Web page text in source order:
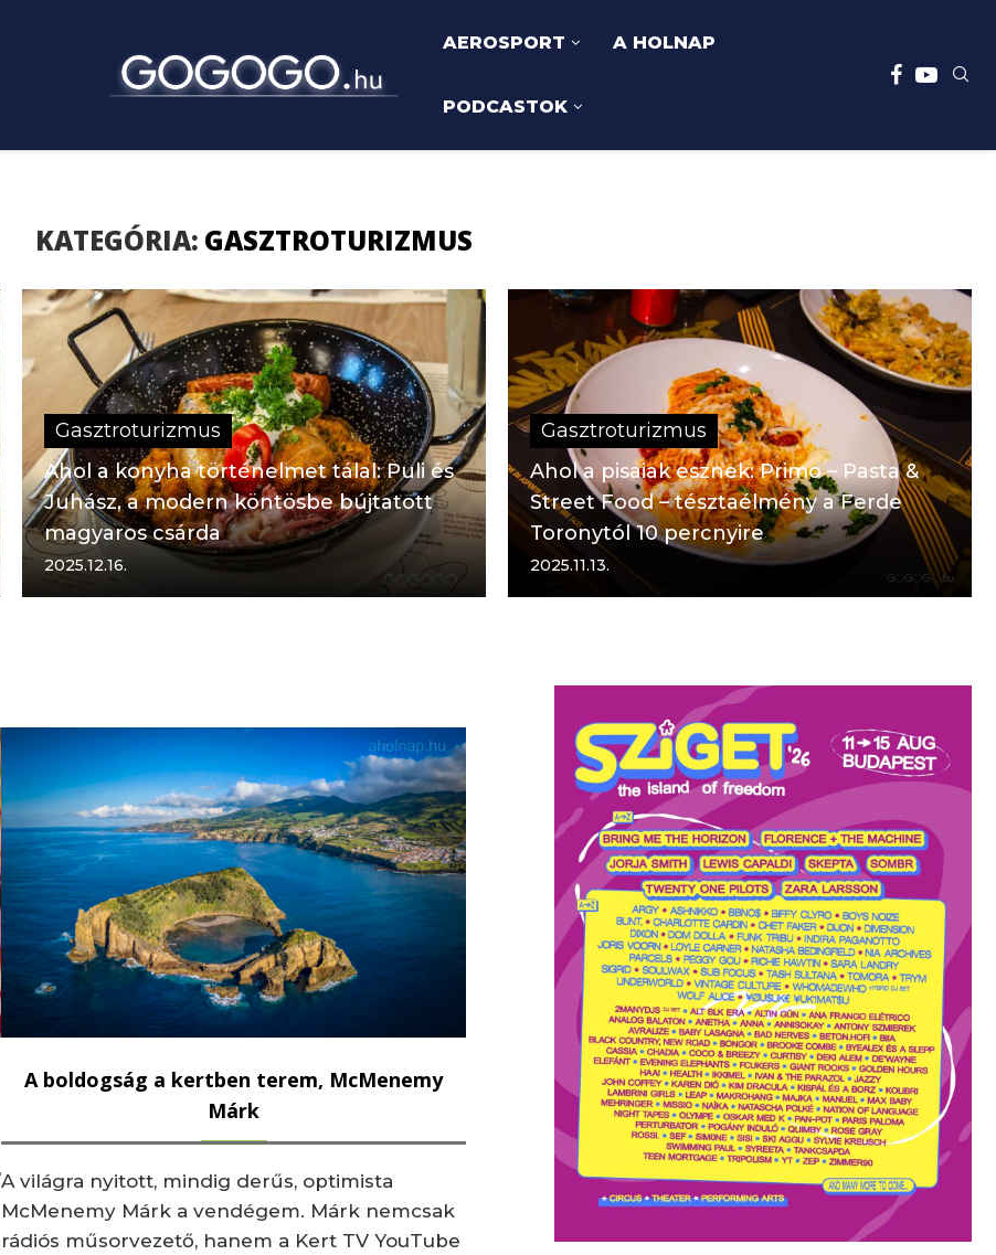
AEROSPORT A HOLNAP
PODCASTOK
KATEGÓRIA: GASZTROTURIZMUS
Gasztroturizmus
Ahol a konyha történelmet tálal: Puli és
Juhász, a modern köntösbe bújtatott
magyaros csárda
2025.12.16.
Gasztroturizmus
Ahol a pisaiak esznek: Primo – Pasta &
Street Food – tésztaélmény a Ferde
Toronytól 10 percnyire
2025.11.13.
A boldogság a kertben terem, McMenemy
Márk
A világra nyitott, mindig derűs, optimista
McMenemy Márk a vendégem. Márk nemcsak
rádiós műsorvezető, hanem a Kert TV YouTube